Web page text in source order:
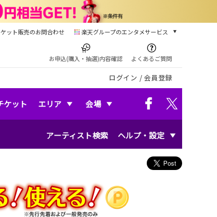
ット販売のお問合わせ 楽天グループのエンタメサービス
本/ゲーム/CD/DVD
楽天ブックス
電子書籍
楽天Kobo
音楽配信
動画配信ガイド
Rakuten PLAY
無料テレビ
Rチャンネル
お申込(購入・抽選)内容確認 よくあるご質問
ログイン / 会員登録
ケット エリア 会場
アーティスト検索 ヘルプ・設定